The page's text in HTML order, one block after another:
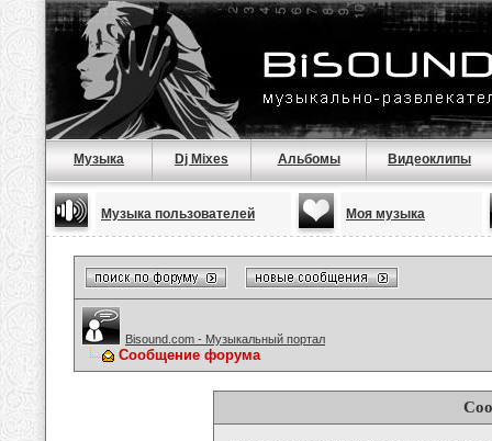
Музыка Dj Mixes Альбомы Видеоклипы
Музыка пользователей Моя музыка
Bisound.com - Музыкальный портал
Сообщение форума